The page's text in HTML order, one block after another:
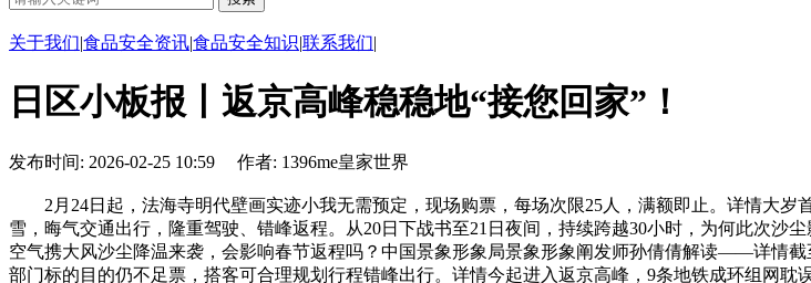
关于我们|食品安全资讯|食品安全知识|联系我们|
日区小板报丨返京高峰稳稳地“接您回家”！
发布时间: 2026-02-25 10:59 作者: 1396me皇家世界
2月24日起，法海寺明代壁画实迹小我无需预定，现场购票，每场次限25人，满额即止。详情大岁
雪，晦气交通出行，隆重驾驶、错峰返程。从20日下战书至21日夜间，持续跨越30小时，为何此次
空气携大风沙尘降温来袭，会影响春节返程吗？中国景象形象局景象形象阐发师孙倩倩解读——详情
部门标的目的仍不足票，搭客可合理规划行程错峰出行。详情今起进入返京高峰，9条地铁成环组网